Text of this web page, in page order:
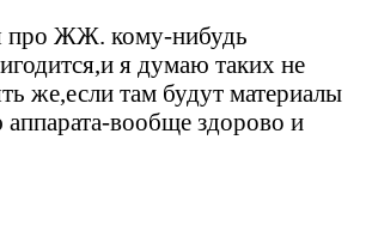
про ЖЖ. кому-нибудь
я думаю таких не
же,если там будут материалы
вообще здорово и